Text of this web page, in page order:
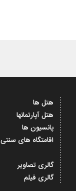
هتل ها
هتل آپارتمانها
پانسیون ها
اقامتگاه های سنتی
گالری تصاویر
گالری فیلم